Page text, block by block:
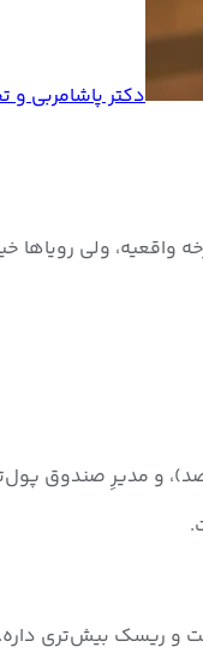
دکتر پاشامربی و
ولی رویاها
و ریسک بیش‌تری داره.